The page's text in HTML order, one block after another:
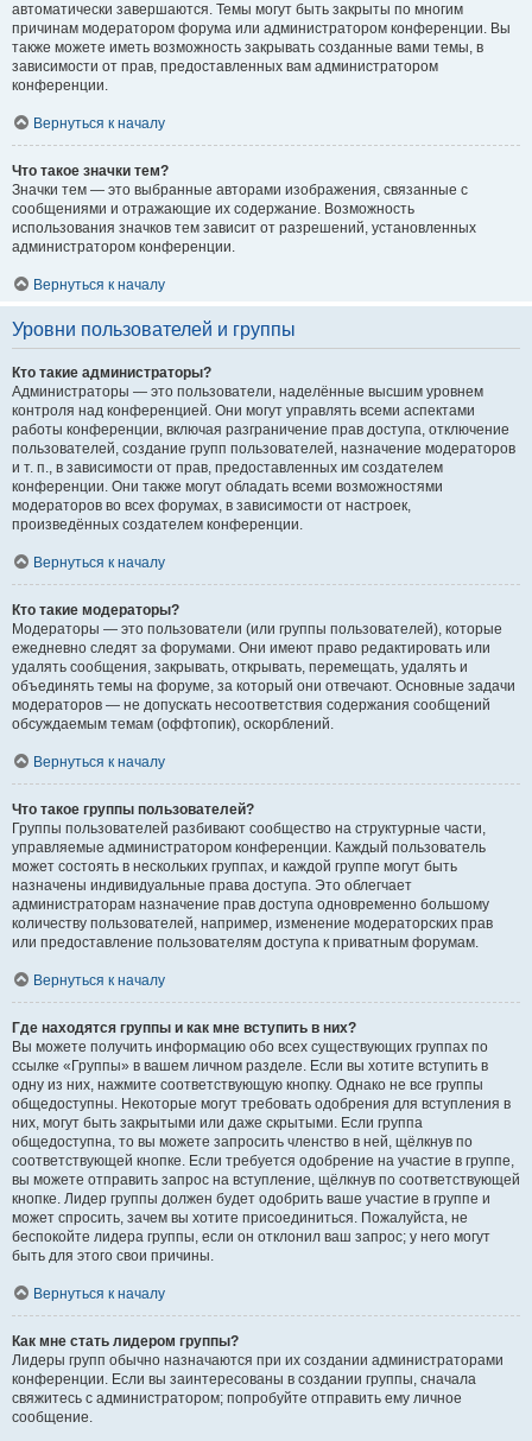
автоматически завершаются. Темы могут быть закрыты по многим
причинам модератором форума или администратором конференции. Вы
также можете иметь возможность закрывать созданные вами темы, в
зависимости от прав, предоставленных вам администратором
конференции.
Вернуться к началу
Что такое значки тем?
Значки тем — это выбранные авторами изображения, связанные с
сообщениями и отражающие их содержание. Возможность
использования значков тем зависит от разрешений, установленных
администратором конференции.
Вернуться к началу
Уровни пользователей и группы
Кто такие администраторы?
Администраторы — это пользователи, наделённые высшим уровнем
контроля над конференцией. Они могут управлять всеми аспектами
работы конференции, включая разграничение прав доступа, отключение
пользователей, создание групп пользователей, назначение модераторов
и т. п., в зависимости от прав, предоставленных им создателем
конференции. Они также могут обладать всеми возможностями
модераторов во всех форумах, в зависимости от настроек,
произведённых создателем конференции.
Вернуться к началу
Кто такие модераторы?
Модераторы — это пользователи (или группы пользователей), которые
ежедневно следят за форумами. Они имеют право редактировать или
удалять сообщения, закрывать, открывать, перемещать, удалять и
объединять темы на форуме, за который они отвечают. Основные задачи
модераторов — не допускать несоответствия содержания сообщений
обсуждаемым темам (оффтопик), оскорблений.
Вернуться к началу
Что такое группы пользователей?
Группы пользователей разбивают сообщество на структурные части,
управляемые администратором конференции. Каждый пользователь
может состоять в нескольких группах, и каждой группе могут быть
назначены индивидуальные права доступа. Это облегчает
администраторам назначение прав доступа одновременно большому
количеству пользователей, например, изменение модераторских прав
или предоставление пользователям доступа к приватным форумам.
Вернуться к началу
Где находятся группы и как мне вступить в них?
Вы можете получить информацию обо всех существующих группах по
ссылке «Группы» в вашем личном разделе. Если вы хотите вступить в
одну из них, нажмите соответствующую кнопку. Однако не все группы
общедоступны. Некоторые могут требовать одобрения для вступления в
них, могут быть закрытыми или даже скрытыми. Если группа
общедоступна, то вы можете запросить членство в ней, щёлкнув по
соответствующей кнопке. Если требуется одобрение на участие в группе,
вы можете отправить запрос на вступление, щёлкнув по соответствующей
кнопке. Лидер группы должен будет одобрить ваше участие в группе и
может спросить, зачем вы хотите присоединиться. Пожалуйста, не
беспокойте лидера группы, если он отклонил ваш запрос; у него могут
быть для этого свои причины.
Вернуться к началу
Как мне стать лидером группы?
Лидеры групп обычно назначаются при их создании администраторами
конференции. Если вы заинтересованы в создании группы, сначала
свяжитесь с администратором; попробуйте отправить ему личное
сообщение.